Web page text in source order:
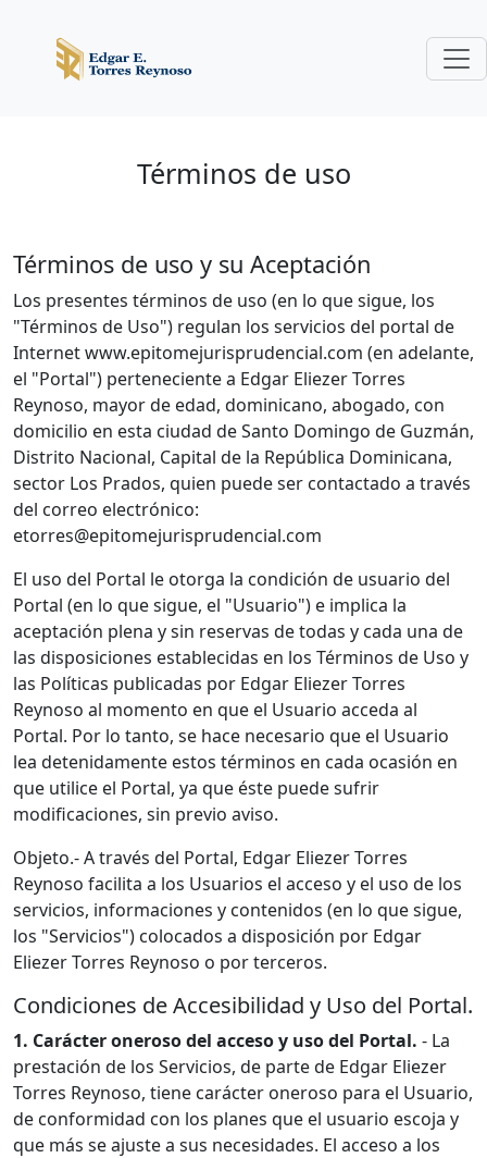
Términos de uso
Términos de uso y su Aceptación
Los presentes términos de uso (en lo que sigue, los
"Términos de Uso") regulan los servicios del portal de
Internet www.epitomejurisprudencial.com (en adelante,
el "Portal") perteneciente a Edgar Eliezer Torres
Reynoso, mayor de edad, dominicano, abogado, con
domicilio en esta ciudad de Santo Domingo de Guzmán,
Distrito Nacional, Capital de la República Dominicana,
sector Los Prados, quien puede ser contactado a través
del correo electrónico:
etorres@epitomejurisprudencial.com
El uso del Portal le otorga la condición de usuario del
Portal (en lo que sigue, el "Usuario") e implica la
aceptación plena y sin reservas de todas y cada una de
las disposiciones establecidas en los Términos de Uso y
las Políticas publicadas por Edgar Eliezer Torres
Reynoso al momento en que el Usuario acceda al
Portal. Por lo tanto, se hace necesario que el Usuario
lea detenidamente estos términos en cada ocasión en
que utilice el Portal, ya que éste puede sufrir
modificaciones, sin previo aviso.
Objeto.- A través del Portal, Edgar Eliezer Torres
Reynoso facilita a los Usuarios el acceso y el uso de los
servicios, informaciones y contenidos (en lo que sigue,
los "Servicios") colocados a disposición por Edgar
Eliezer Torres Reynoso o por terceros.
Condiciones de Accesibilidad y Uso del Portal.
1. Carácter oneroso del acceso y uso del Portal. - La
prestación de los Servicios, de parte de Edgar Eliezer
Torres Reynoso, tiene carácter oneroso para el Usuario,
de conformidad con los planes que el usuario escoja y
que más se ajuste a sus necesidades. El acceso a los